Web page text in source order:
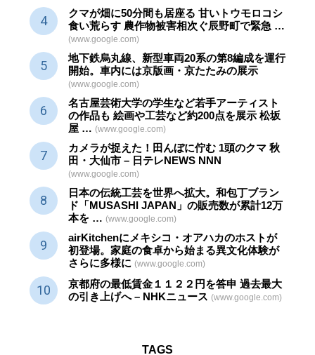
クマが畑に50分間も居座る 甘いトウモロコシ
食い荒らす 農作物被害相次ぐ辰野町で緊急 …
(www.google.com)
地下鉄烏丸線、新型車両20系の第8編成を運行
開始。車内には京版画・京たたみの展示
(www.google.com)
名古屋芸術大学の学生など若手アーティスト
の作品も 絵画や工芸など約200点を展示 松坂
屋 … (www.google.com)
カメラが捉えた！田んぼに佇む 1頭のクマ 秋
田・大仙市 – 日テレNEWS NNN
(www.google.com)
日本の伝統工芸を世界へ拡大。和包丁ブラン
ド「MUSASHI JAPAN」の販売数が累計12万
本を … (www.google.com)
airKitchenにメキシコ・オアハカのホストが
初登場。家庭の食卓から始まる異文化体験が
さらに多様に (www.google.com)
京都府の最低賃金１１２２円を答申 過去最大
の引き上げへ – NHKニュース (www.google.com)
TAGS